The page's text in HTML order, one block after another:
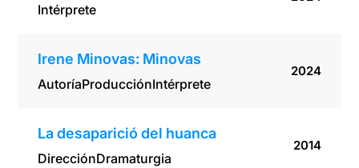
Intérprete
Irene Minovas: Minovas
AutoríaProducciónIntérprete
2024
La desaparició del huanca
DirecciónDramaturgia
2014